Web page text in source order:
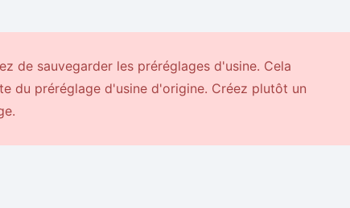
de sauvegarder les préréglages d'usine. Cela
du préréglage d'usine d'origine. Créez plutôt un